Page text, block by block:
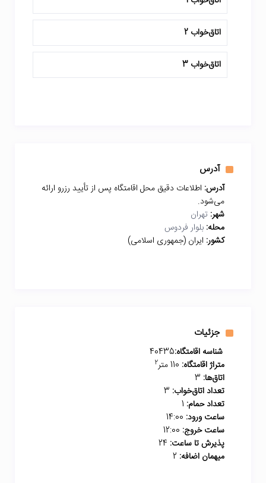
اتاق‌خواب 2
اتاق‌خواب 3
آدرس
آدرس: اطلاعات دقیق محل اقامتگاه پس از تأیید رزرو ارائه
می‌شود.
شهر: تهران
محله: بلوار فردوس
کشور: ایران (جمهوری اسلامی)
جزئیات
شناسه اقامتگاه:40435
متراژ اقامتگاه:
2
اتاق‌ها:
تعداد اتاق‌خواب:
تعداد حمام:
ساعت ورود:
ساعت خروج:
پذیرش تا ساعت:
میهمان اضافه: